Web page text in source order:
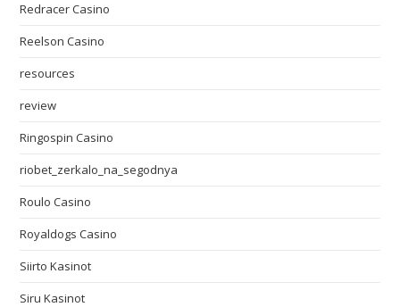
Redracer Casino
Reelson Casino
resources
review
Ringospin Casino
riobet_zerkalo_na_segodnya
Roulo Casino
Royaldogs Casino
Siirto Kasinot
Siru Kasinot